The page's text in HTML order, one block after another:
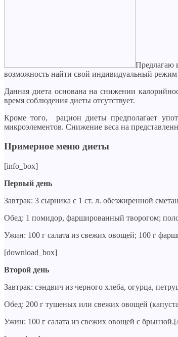
Предлагаю
возможность найти свой индивидуальный режим
Данная диета основана на снижении
время соблюдения диеты отсутствует.
Кроме того, рацион диеты предполагает
микроэлементов. Снижение веса на
Примерное меню диеты
[info_box]
Первый день
Завтрак: 3 сырника с 1 ст. л. обезжиренной
Обед: 1 помидор, фаршированный творогом;
Ужин: 100 г салата из свежих овощей; 100 г
[download_box]
Второй день
Завтрак: сэндвич из черного хлеба, огурца,
Обед: 200 г тушеных или свежих овощей
Ужин: 100 г салата из свежих овощей с